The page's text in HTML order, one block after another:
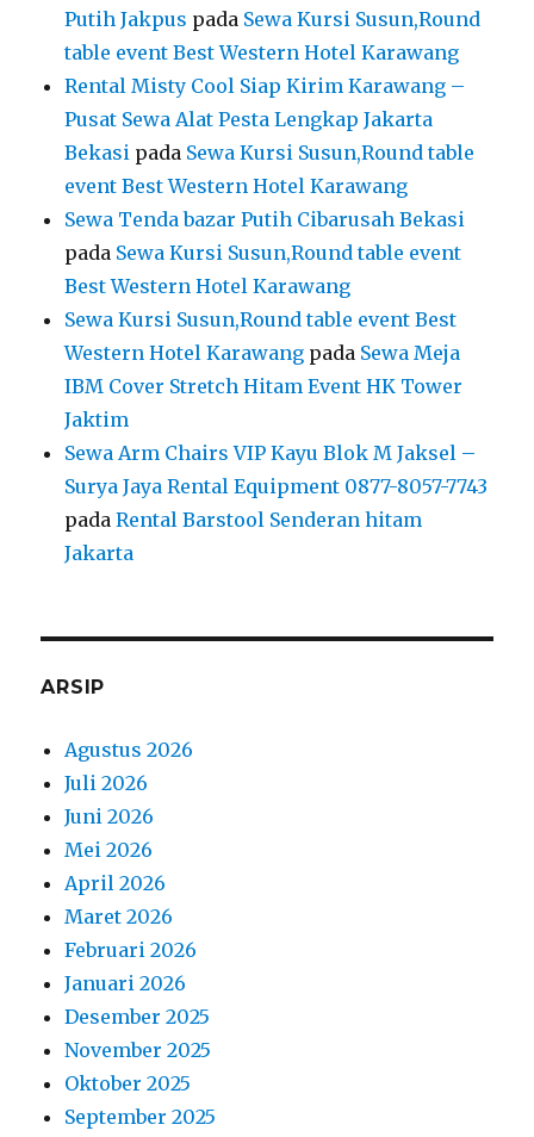
Putih Jakpus pada Sewa Kursi Susun,Round
table event Best Western Hotel Karawang
Rental Misty Cool Siap Kirim Karawang –
Pusat Sewa Alat Pesta Lengkap Jakarta
Bekasi pada Sewa Kursi Susun,Round table
event Best Western Hotel Karawang
Sewa Tenda bazar Putih Cibarusah Bekasi
pada Sewa Kursi Susun,Round table event
Best Western Hotel Karawang
Sewa Kursi Susun,Round table event Best
Western Hotel Karawang pada Sewa Meja
IBM Cover Stretch Hitam Event HK Tower
Jaktim
Sewa Arm Chairs VIP Kayu Blok M Jaksel –
Surya Jaya Rental Equipment 0877-8057-7743
padaRental Barstool Senderan hitam
Jakarta
ARSIP
Agustus 2026
Juli 2026
Juni 2026
Mei 2026
April 2026
Maret 2026
Februari 2026
Januari 2026
Desember 2025
November 2025
Oktober 2025
September 2025